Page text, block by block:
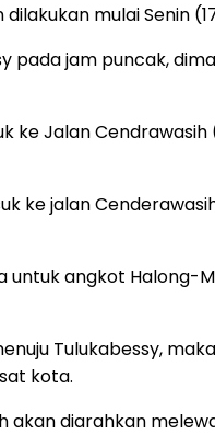
mulai Senin
pada jam puncak,
ke Jalan
ke jalan
untuk angkot Halong-
Tulukabessy,
kota.
diarahkan